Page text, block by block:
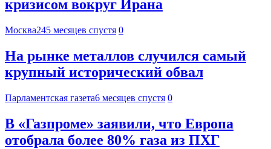
кризисом вокруг Ирана
Москва245 месяцев спустя 0
На рынке металлов случился самый
крупный исторический обвал
Парламентская газета6 месяцев спустя 0
В «Газпроме» заявили, что Европа
отобрала более 80% газа из ПХГ